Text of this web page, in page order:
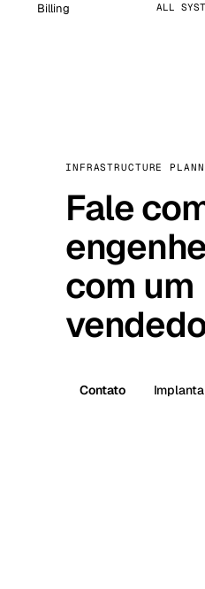
Billing ALL
INFRASTRUCTURE
Fale
com um
Contato